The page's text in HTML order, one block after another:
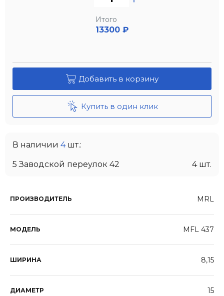
ПРОИЗВОДИТЕЛЬ MRL
МОДЕЛЬ MFL 437
ШИРИНА 8,15
ДИАМЕТР 15
Итого
13300 ₽
Добавить в корзину
Купить в один клик
В наличии 4шт.:
5 Заводской переулок 42 4 шт.